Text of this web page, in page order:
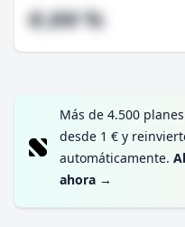
#,## %
Más de 4.500
desde 1 € y
automáticamente.
ahora →